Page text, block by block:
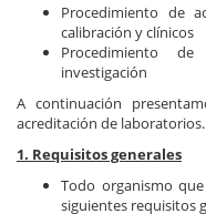
Procedimiento de
calibración y clínicos
Procedimiento
investigación
A continuación
acreditación de laboratorios.
1. Requisitos generales
Todo organismo
siguientes requisitos